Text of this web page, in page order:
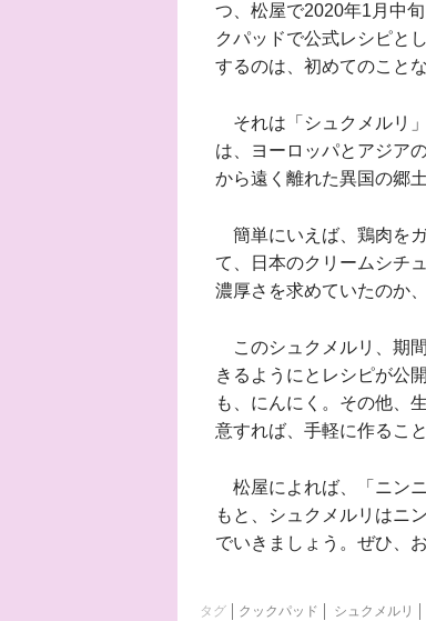
つ、松屋で2020年1月中
クパッドで公式レシピと
するのは、初めてのこと
それは「シュクメルリ
は、ヨーロッパとアジア
から遠く離れた異国の郷
簡単にいえば、鶏肉を
て、日本のクリームシチ
濃厚さを求めていたのか
このシュクメルリ、期
きるようにとレシピが公
も、にんにく。その他、
意すれば、手軽に作るこ
松屋によれば、「ニン
もと、シュクメルリはニ
でいきましょう。ぜひ、
タグ クックパッド シュクメルリ